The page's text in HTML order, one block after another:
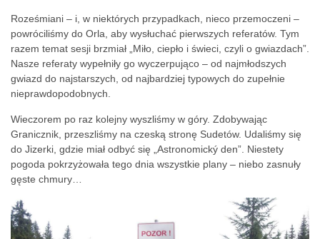
Roześmiani – i, w niektórych przypadkach, nieco przemoczeni –
powróciliśmy do Orla, aby wysłuchać pierwszych referatów. Tym
razem temat sesji brzmiał „Miło, ciepło i świeci, czyli o gwiazdach”.
Nasze referaty wypełniły go wyczerpująco – od najmłodszych
gwiazd do najstarszych, od najbardziej typowych do zupełnie
nieprawdopodobnych.
Wieczorem po raz kolejny wyszliśmy w góry. Zdobywając
Granicznik, przeszliśmy na czeską stronę Sudetów. Udaliśmy się
do Jizerki, gdzie miał odbyć się „Astronomický den”. Niestety
pogoda pokrzyżowała tego dnia wszystkie plany – niebo zasnuły
gęste chmury…